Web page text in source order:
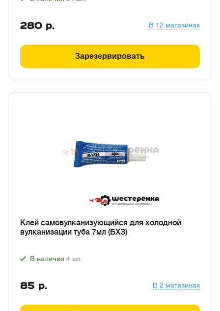
280 р. В 12 магазинах
Зарезервировать
Клей самовулканизующийся для холодной
вулканизации туба 7мл (БХЗ)
В наличии 4 шт.
85 р. В 2 магазинах